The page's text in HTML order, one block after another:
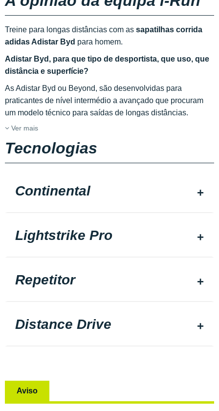
Treine para longas distâncias com as sapatilhas corrida
adidas Adistar Byd para homem.
Adistar Byd, para que tipo de desportista, que uso, que
distância e superfície?
As Adistar Byd ou Beyond, são desenvolvidas para
praticantes de nível intermédio a avançado que procuram
um modelo técnico para saídas de longas distâncias.
Ver mais
Tecnologias
Continental
Lightstrike Pro
Repetitor
Distance Drive
Aviso